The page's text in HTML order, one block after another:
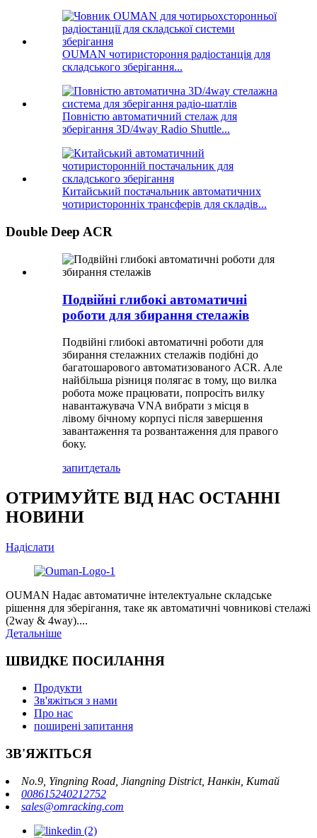
OUMAN чотиристороння радіостанція для
складського зберігання...
Повністю автоматичний стелаж для
зберігання 3D/4way Radio Shuttle...
Китайський постачальник автоматичних
чотиристоронніх трансферів для складів...
Double Deep ACR
Подвійні глибокі автоматичні
роботи для збирання стелажів
Подвійні глибокі автоматичні роботи для
збирання стелажних стелажів подібні до
багатошарового автоматизованого ACR. Але
найбільша різниця полягає в тому, що вилка
робота може працювати, попросіть вилку
навантажувача VNA вибрати з місця в
лівому бічному корпусі після завершення
завантаження та розвантаження для правого
боку.
запитдеталь
ОТРИМУЙТЕ ВІД НАС ОСТАННІ
НОВИНИ
Надіслати
OUMAN Надає автоматичне інтелектуальне складське
рішення для зберігання, таке як автоматичні човникові стелажі
(2way & 4way)....
Детальніше
ШВИДКЕ ПОСИЛАННЯ
Продукти
Зв'яжіться з нами
Про нас
поширені запитання
ЗВ'ЯЖІТЬСЯ
No.9, Yingning Road, Jiangning District, Нанкін, Китай
008615240212752
sales@omracking.com